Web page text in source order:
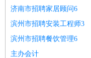
济南市招聘家居顾问6
滨州市招聘安装工程师3
滨州市招聘餐饮管理6
主办会计